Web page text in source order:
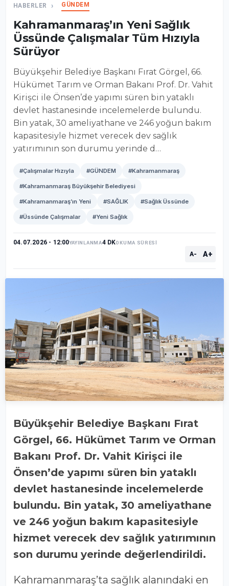
HABERLER GÜNDEM
Kahramanmaraş’ın Yeni Sağlık
Üssünde Çalışmalar Tüm Hızıyla
Sürüyor
Büyükşehir Belediye Başkanı Fırat Görgel, 66.
Hükümet Tarım ve Orman Bakanı Prof. Dr. Vahit
Kirişci ile Önsen’de yapımı süren bin yataklı
devlet hastanesinde incelemelerde bulundu.
Bin yatak, 30 ameliyathane ve 246 yoğun bakım
kapasitesiyle hizmet verecek dev sağlık
yatırımının son durumu yerinde d…
#Çalışmalar Hızıyla #GÜNDEM #Kahramanmaraş
#Kahramanmaraş Büyükşehir Belediyesi
#Kahramanmaraş’ın Yeni #SAĞLIK #Sağlık Üssünde
#Üssünde Çalışmalar #Yeni Sağlık
04.07.2026 - 12:00YAYINLANMA4 DKOKUMA SÜRESİ
A- A+
Büyükşehir Belediye Başkanı Fırat
Görgel, 66. Hükümet Tarım ve Orman
Bakanı Prof. Dr. Vahit Kirişci ile
Önsen’de yapımı süren bin yataklı
devlet hastanesinde incelemelerde
bulundu. Bin yatak, 30 ameliyathane
ve 246 yoğun bakım kapasitesiyle
hizmet verecek dev sağlık yatırımının
son durumu yerinde değerlendirildi.
Kahramanmaraş’ta sağlık alanındaki en